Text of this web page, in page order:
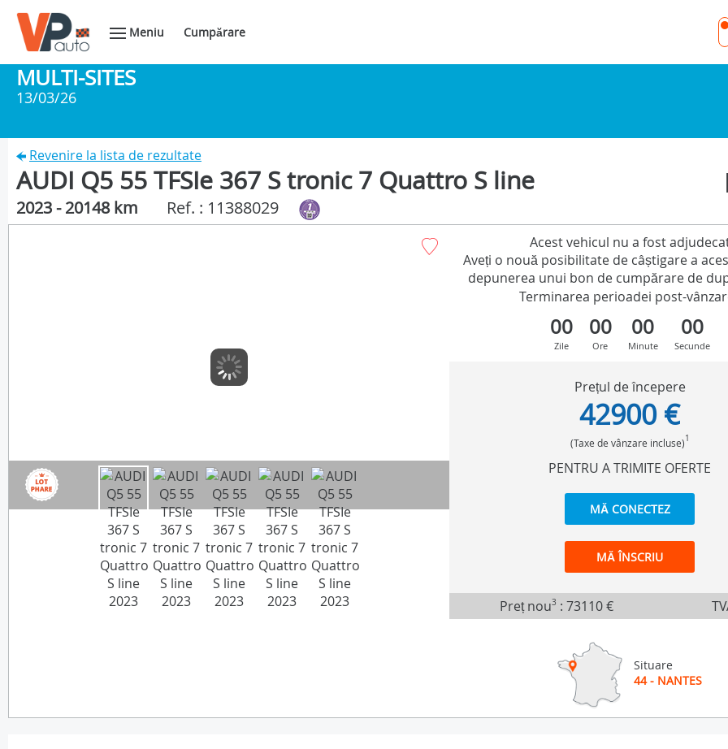
Meniu Cumpărare
MULTI-SITES
13/03/26
Revenire la lista de rezultate
AUDI Q5 55 TFSIe 367 S tronic 7 Quattro S line
2023 - 20148 km Ref. : 11388029
Acest vehicul nu a fost
Aveți o nouă posibilitate de câștigare a
depunerea unui bon de cumpărare de
Terminarea perioadei post-
00
Zile
00
Ore
00
Minute
00
Secunde
Prețul de începere
42900 €
(Taxe de vânzare incluse)1
PENTRU A TRIMITE OFERTE
MĂ CONECTEZ
MĂ ÎNSCRIU
Preț nou3 :73110 €
Situare
44 - NANTES